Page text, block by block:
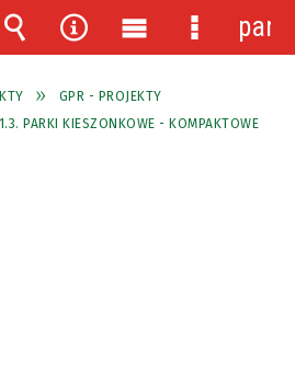
GPR - PROJEKTY
PARKI KIESZONKOWE - KOMPAKTOWE
Narzędzia
Menu
główne
Menu